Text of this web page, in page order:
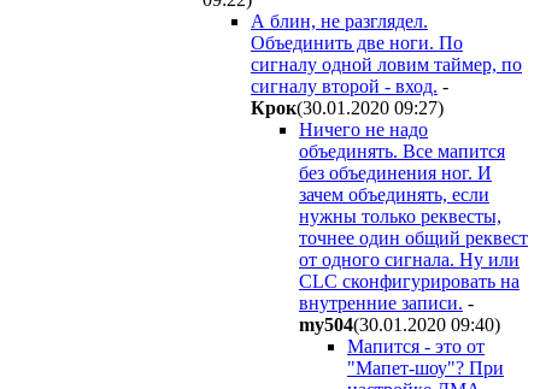
А блин, не разглядел.
Объединить две ноги. По
сигналу одной ловим таймер, по
сигналу второй - вход. -
Крок(30.01.2020 09:27)
Ничего не надо
объединять. Все мапится
без объединения ног. И
зачем объединять, если
нужны только реквесты,
точнее один общий реквест
от одного сигнала. Ну или
CLC сконфигурировать на
внутренние записи. -
my504(30.01.2020 09:40)
Мапится - это от
"Мапет-шоу"? При